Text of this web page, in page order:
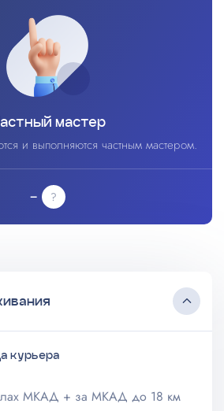
мастер
и выполняются частным мастером.
–
курьера
МКАД + за МКАД до 18 км